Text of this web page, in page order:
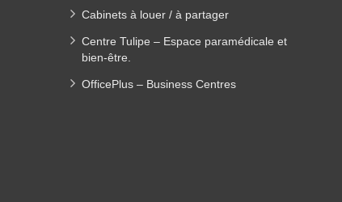
Cabinets à louer / à partager
Centre Tulipe – Espace paramédicale et
bien-être.
OfficePlus – Business Centres